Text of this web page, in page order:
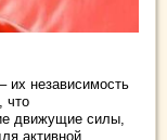
их независимость
что
движущие силы,
активной